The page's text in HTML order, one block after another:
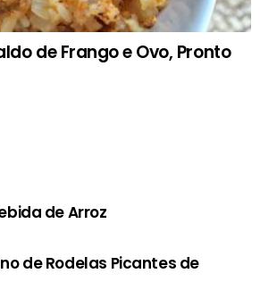
de Frango e Ovo, Pronto
de Arroz
de Rodelas Picantes de